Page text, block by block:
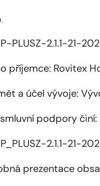
PLUSZ-2.1.1-21-
příjemce: Rovitex
a účel vývoje:
podpory
2.1.1-21-
prezentace